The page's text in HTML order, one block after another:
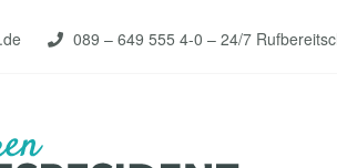
089 – 649 555 4-0 – 24/7